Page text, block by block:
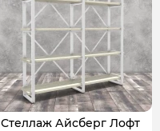
Стеллаж Айсберг Лофт